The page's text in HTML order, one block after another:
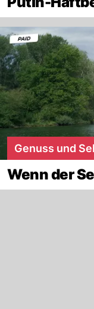
Genuss und
Wenn der